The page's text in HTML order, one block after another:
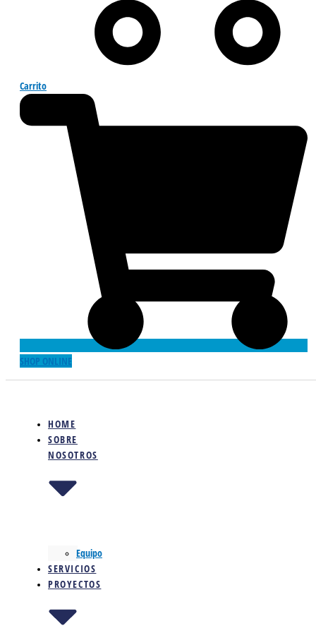
Carrito
SHOP ONLINE
HOME
SOBRE
NOSOTROS
Equipo
SERVICIOS
PROYECTOS